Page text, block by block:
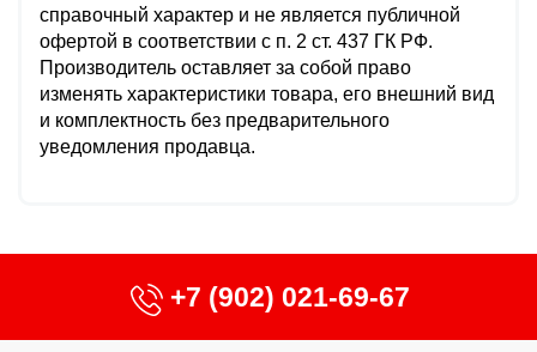
справочный характер и не является публичной
офертой в соответствии с п. 2 ст. 437 ГК РФ.
Производитель оставляет за собой право
изменять характеристики товара, его внешний вид
и комплектность без предварительного
уведомления продавца.
+7 (902) 021-69-67